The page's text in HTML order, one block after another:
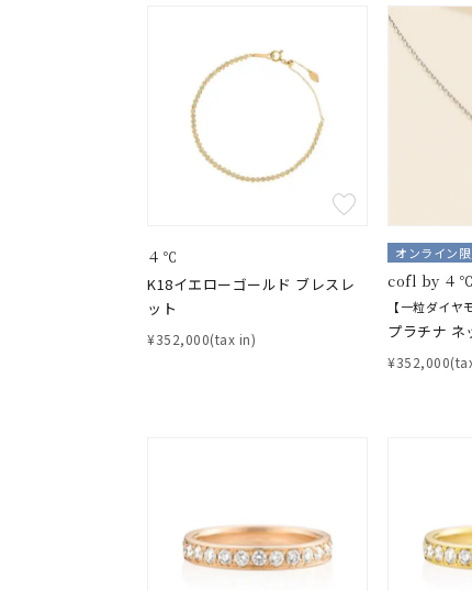
ク
ファッションテイスト フ
着用シーン
耳
公
レディース
価格
４℃
K18イエローゴールド ブレスレ
ット
¥352,000(tax in)
オンライン
cofl by ４℃
【一粒ダイヤ
プラチナ ネ